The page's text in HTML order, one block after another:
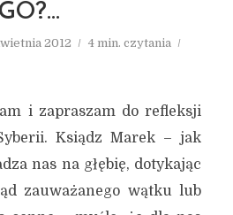
2012
4 min. czytania
i zapraszam do refleksji
Ksiądz Marek – jak
nas na głębię, dotykając
zauważanego wątku lub